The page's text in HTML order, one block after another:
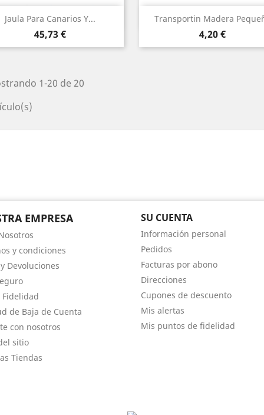
Jaula Para Canarios Y...
Precio
45,73 €
Vista rápida Transportin Madera
Precio
4,20 €
Vista rápida
1-20 de 20
EMPRESA
y condiciones
Devoluciones
Fidelidad
de Baja de Cuenta
con nosotros
sitio
Tiendas
SU CUENTA
Información personal
Pedidos
Facturas por abono
Direcciones
Cupones de descuento
Mis alertas
Mis puntos de fidelidad